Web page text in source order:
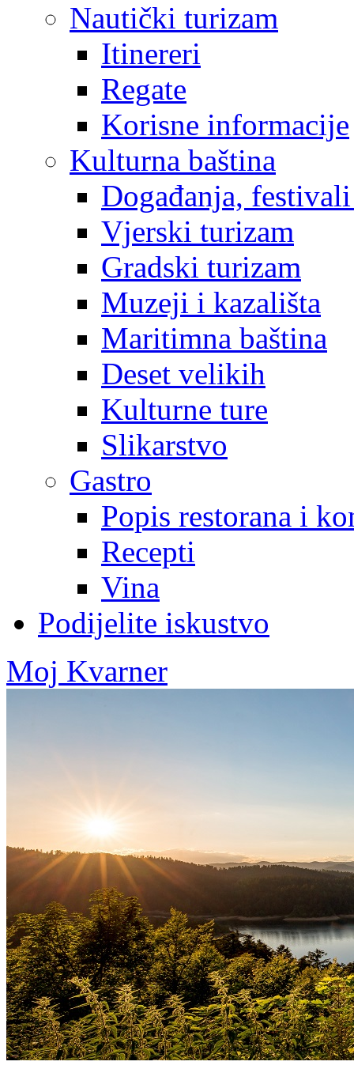
Nautički turizam
Itinereri
Regate
Korisne informacije
Kulturna baština
Događanja,
Vjerski turizam
Gradski turizam
Muzeji i kazališta
Maritimna baština
Deset velikih
Kulturne ture
Slikarstvo
Gastro
Popis restorana i
Recepti
Vina
Podijelite iskustvo
Moj Kvarner